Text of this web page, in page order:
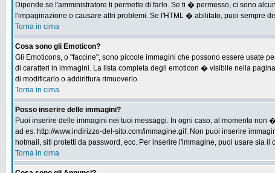
Dipende se l'amministratore ti permette di farlo. Se ti � permesso, ci sono
l'impaginazione o causare altri problemi. Se l'HTML � abilitato, puoi sempre
Torna in cima
Cosa sono gli Emoticon?
Gli Emoticons, o "faccine", sono piccole immagini che possono essere usate
di caratteri in immagini. La lista completa degli emoticon � visibile nella
di modificarlo o addirittura rimuoverlo.
Torna in cima
Posso inserire delle immagini?
Puoi inserire delle immagini nei tuoi messaggi. In ogni caso, al momento
ad es. http://www.indirizzo-del-sito.com/immagine.gif. Non puoi inserire
hotmail, siti protetti da password, ecc. Per inserire l'immagine, puoi usare sia
Torna in cima